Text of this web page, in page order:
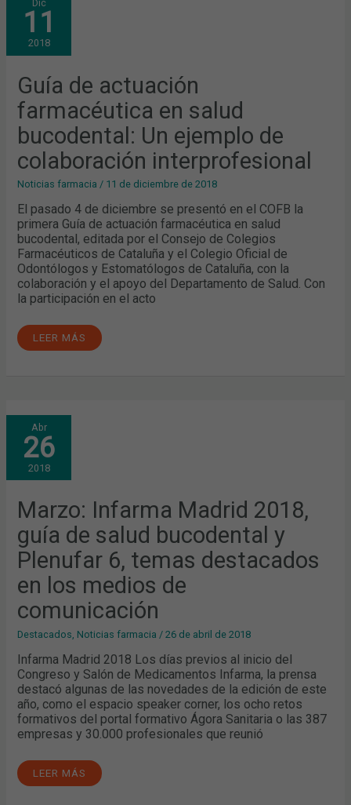
Dic
11
2018
Guía de actuación
farmacéutica en salud
bucodental: Un ejemplo de
colaboración interprofesional
Noticias farmacia / 11 de diciembre de 2018
El pasado 4 de diciembre se presentó en el COFB la
primera Guía de actuación farmacéutica en salud
bucodental, editada por el Consejo de Colegios
Farmacéuticos de Cataluña y el Colegio Oficial de
Odontólogos y Estomatólogos de Cataluña, con la
colaboración y el apoyo del Departamento de Salud. Con
la participación en el acto
DE
ACTUACIÓN
EN
SALUD
BUCODENTAL:
EJEMPLO
DE
COLABORACIÓN
INTERPROFESIONAL
LEER MÁS
Abr
26
2018
Marzo: Infarma Madrid 2018,
guía de salud bucodental y
Plenufar 6, temas destacados
en los medios de
comunicación
Destacados, Noticias farmacia /26 de abril de 2018
Infarma Madrid 2018 Los días previos al inicio del
Congreso y Salón de Medicamentos Infarma, la prensa
destacó algunas de las novedades de la edición de este
año, como el espacio speaker corner, los ocho retos
formativos del portal formativo Ágora Sanitaria o las 387
empresas y 30.000 profesionales que reunió
MARZO:
INFARMA
MADRID
2018,
GUÍA
DE
SALUD
Y
PLENUFAR
6,
TEMAS
DESTACADOS
EN
LOS
MEDIOS
DE
COMUNICACIÓN
LEER MÁS